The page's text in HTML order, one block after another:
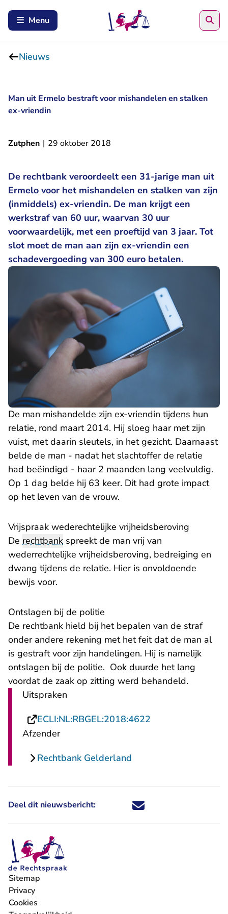
Menu
Nieuws
Man uit Ermelo bestraft voor mishandelen en stalken
ex-vriendin
Zutphen | 29 oktober 2018
De rechtbank veroordeelt een 31-jarige man uit
Ermelo voor het mishandelen en stalken van zijn
(inmiddels) ex-vriendin. De man krijgt een
werkstraf van 60 uur, waarvan 30 uur
voorwaardelijk, met een proeftijd van 3 jaar. Tot
slot moet de man aan zijn ex-vriendin een
schadevergoeding van 300 euro betalen.
De man mishandelde zijn ex-vriendin tijdens hun
relatie, rond maart 2014. Hij sloeg haar met zijn
vuist, met daarin sleutels, in het gezicht. Daarnaast
belde de man - nadat het slachtoffer de relatie
had beëindigd - haar 2 maanden lang veelvuldig.
Op 1 dag belde hij 63 keer. Dit had grote impact
op het leven van de vrouw.
Vrijspraak wederechtelijke vrijheidsberoving
De rechtbank spreekt de man vrij van
wederrechtelijke vrijheidsberoving, bedreiging en
dwang tijdens de relatie. Hier is onvoldoende
bewijs voor.
Ontslagen bij de politie
De rechtbank hield bij het bepalen van de straf
onder andere rekening met het feit dat de man al
is gestraft voor zijn handelingen. Hij is namelijk
ontslagen bij de politie. Ook duurde het lang
voordat de zaak op zitting werd behandeld.
Uitspraken
ECLI:NL:RBGEL:2018:4622
Afzender
Rechtbank Gelderland
Deel dit nieuwsbericht: Deel dit nieuwsbericht via X -
Deel dit nieuwsbericht via
Deel dit nieuwsbericht
Deel dit
Sitemap
Privacy
Cookies